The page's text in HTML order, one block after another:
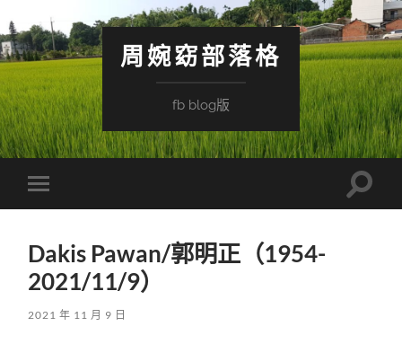
周婉窈部落格
fb blog版
Toggle
mobile
Toggle
Dakis Pawan/郭明正（1954-
2021/11/9）
2021 年 11 月 9 日